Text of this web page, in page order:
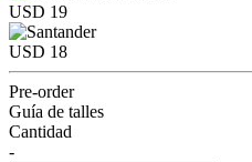
USD 19
USD 18
Pre-order
Guía de talles
Cantidad
-